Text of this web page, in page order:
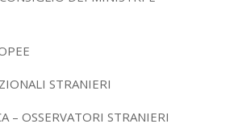
STRANIERI
– OSSERVATORI STRANIERI